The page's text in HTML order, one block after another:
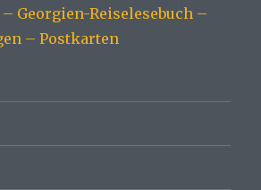
– Georgien-Reiselesebuch –
– Postkarten